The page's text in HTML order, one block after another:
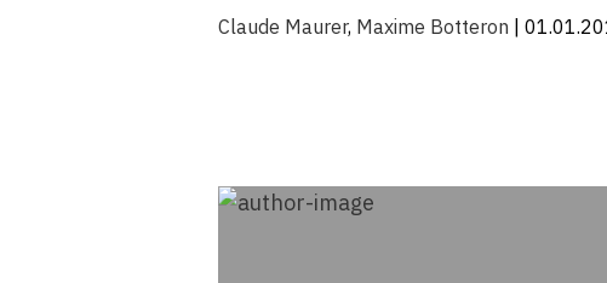
Claude Maurer, Maxime Botteron |